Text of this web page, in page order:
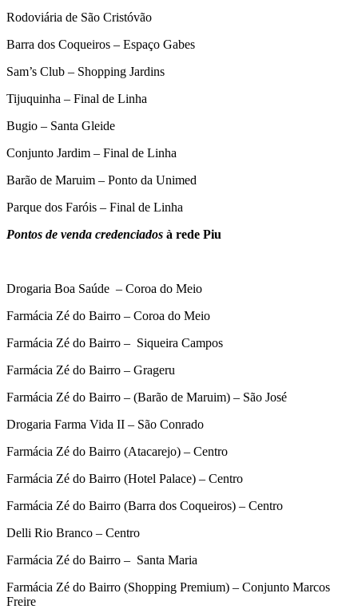
Rodoviária de São Cristóvão
Barra dos Coqueiros – Espaço Gabes
Sam’s Club – Shopping Jardins
Tijuquinha – Final de Linha
Bugio – Santa Gleide
Conjunto Jardim – Final de Linha
Barão de Maruim – Ponto da Unimed
Parque dos Faróis – Final de Linha
Pontos de venda credenciados à rede Piu
Drogaria Boa Saúde – Coroa do Meio
Farmácia Zé do Bairro – Coroa do Meio
Farmácia Zé do Bairro – Siqueira Campos
Farmácia Zé do Bairro – Grageru
Farmácia Zé do Bairro – (Barão de Maruim) – São José
Drogaria Farma Vida II – São Conrado
Farmácia Zé do Bairro (Atacarejo) – Centro
Farmácia Zé do Bairro (Hotel Palace) – Centro
Farmácia Zé do Bairro (Barra dos Coqueiros) – Centro
Delli Rio Branco – Centro
Farmácia Zé do Bairro – Santa Maria
Farmácia Zé do Bairro (Shopping Premium) – Conjunto Marcos
Freire